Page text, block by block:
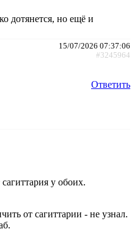
дотянется, но ещё и
15/07/2026 07:37:06
#3245964
Ответить
у обоих.
от сагиттарии - не узнал.